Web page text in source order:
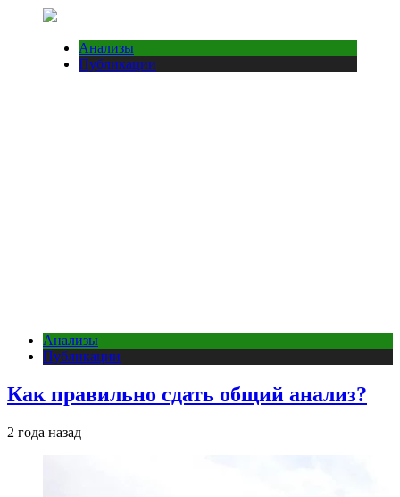
Анализы
Публикации
Анализы
Публикации
Как правильно сдать общий анализ?
2 года назад